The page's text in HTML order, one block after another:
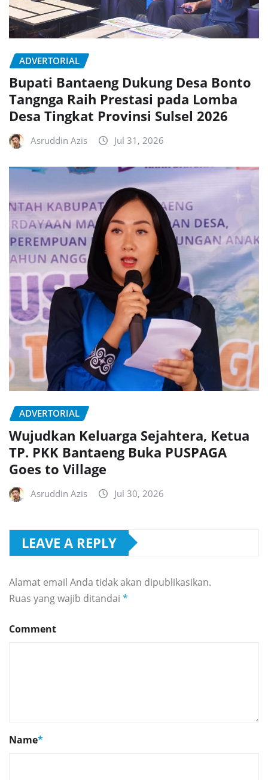
ADVERTORIAL
Bupati Bantaeng Dukung Desa Bonto
Tangnga Raih Prestasi pada Lomba
Desa Tingkat Provinsi Sulsel 2026
Asruddin Azis Jul 31, 2026
ADVERTORIAL
Wujudkan Keluarga Sejahtera, Ketua
TP. PKK Bantaeng Buka PUSPAGA
Goes to Village
Asruddin Azis Jul 30, 2026
LEAVE A REPLY
Alamat email Anda tidak akan dipublikasikan.
Ruas yang wajib ditandai *
Comment
Name*